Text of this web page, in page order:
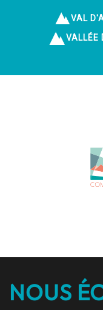
VAL
VALLÉE
NOUS